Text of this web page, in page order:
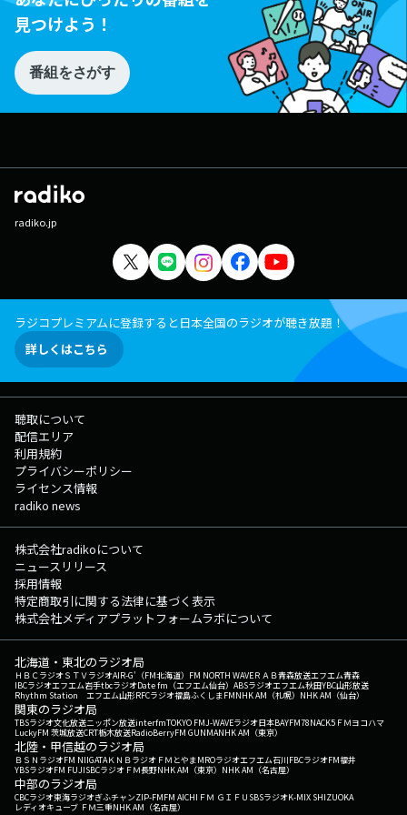
見つけよう！
番組をさがす
radiko.jp
ラジコプレミアムに登録すると日本全国のラジオが聴き放題！
詳しくはこちら
聴取について
配信エリア
利用規約
プライバシーポリシー
ライセンス情報
radiko news
株式会社radikoについて
ニュースリリース
採用情報
特定商取引に関する法律に基づく表示
株式会社メディアプラットフォームラボについて
北海道・東北のラジオ局
ＨＢＣラジオＳＴＶラジオAIR-G'（FM北海道） FM NORTH WAVEＲＡＢ青森放送エフエム青森
IBCラジオエフエム岩手tbcラジオDate fm（エフエム仙台） ABSラジオエフエム秋田YBC山形放送
Rhythm Station エフエム山形RFCラジオ福島ふくしまFMNHK AM（札幌） NHK AM（仙台）
関東のラジオ局
TBSラジオ文化放送ニッポン放送interfmTOKYO FMJ-WAVEラジオ日本BAYFM78NACK5 ＦＭヨコハマ
LuckyFM 茨城放送CRT栃木放送RadioBerryFM GUNMANHK AM（東京）
北陸・甲信越のラジオ局
ＢＳＮラジオFM NIIGATAＫＮＢラジオ ＦＭとやまMROラジオエフエム石川FBCラジオFM福井
YBSラジオFM FUJISBCラジオ ＦＭ長野NHK AM（東京） NHK AM（名古屋）
中部のラジオ局
CBCラジオ東海ラジオぎふチャンZIP-FMFM AICHI ＦＭ ＧＩＦＵ SBSラジオK-MIX SHIZUOKA
レディオキューブ ＦＭ三重NHK AM（名古屋）